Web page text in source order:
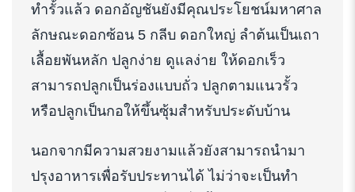
ทำรั้วแล้ว ดอกอัญชันยังมีคุณประโยชน์มหาศาล
ลักษณะดอกซ้อน 5 กลีบ ดอกใหญ่ ลำต้นเป็นเถา
เลื้อยพันหลัก ปลูกง่าย ดูแลง่าย ให้ดอกเร็ว
สามารถปลูกเป็นร่องแบบถั่ว ปลูกตามแนวรั้ว
หรือปลูกเป็นกอให้ขึ้นซุ้มสำหรับประดับบ้าน
นอกจากมีความสวยงามแล้วยังสามารถนำมา
ปรุงอาหารเพื่อรับประทานได้ ไม่ว่าจะเป็นทำ